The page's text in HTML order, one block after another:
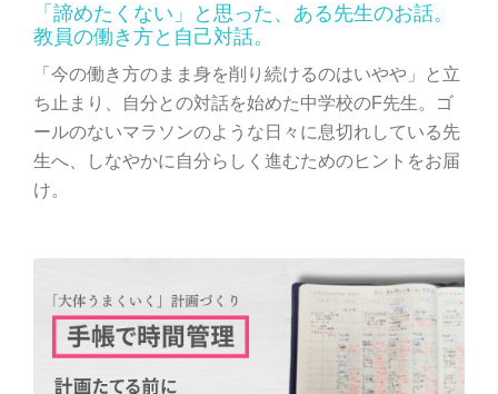
「諦めたくない」と思った、ある先生のお話。
教員の働き方と自己対話。
「今の働き方のまま身を削り続けるのはいやや」と立
ち止まり、自分との対話を始めた中学校のF先生。ゴ
ールのないマラソンのような日々に息切れしている先
生へ、しなやかに自分らしく進むためのヒントをお届
け。